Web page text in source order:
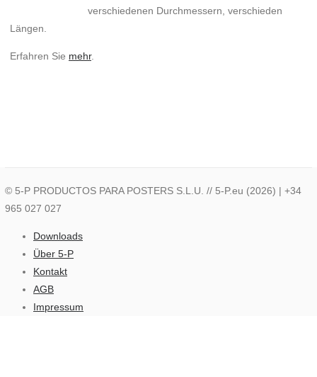
verschiedenen Durchmessern, verschieden
Längen.
Erfahren Sie mehr.
© 5-P PRODUCTOS PARA POSTERS S.L.U. // 5-P.eu (2026) | +34
965 027 027
Downloads
Über 5-P
Kontakt
AGB
Impressum